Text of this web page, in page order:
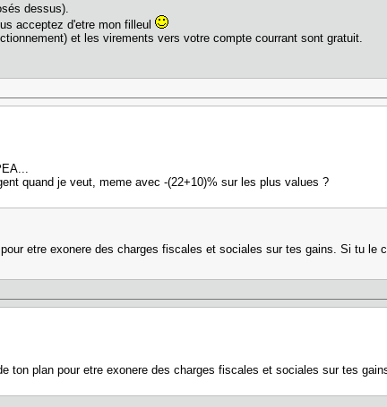
dessus).
acceptez d'etre mon filleul
et les virements vers votre compte courrant sont gratuit.
quand je veut, meme avec -(22+10)% sur les plus values ?
etre exonere des charges fiscales et sociales sur tes gains. Si tu le
ton plan pour etre exonere des charges fiscales et sociales sur tes